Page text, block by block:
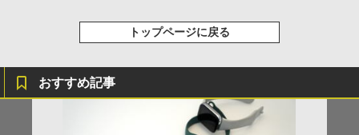
トップページに戻る
おすすめ記事